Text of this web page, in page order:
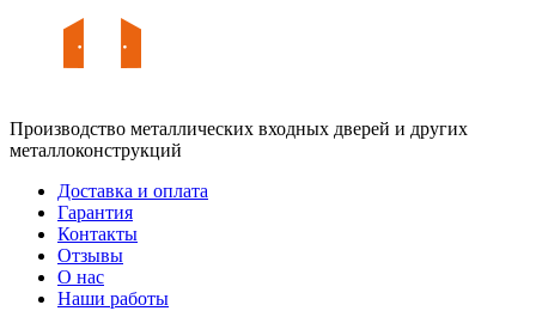
Производство металлических входных дверей и других
металлоконструкций
Доставка и оплата
Гарантия
Контакты
Отзывы
О нас
Наши работы